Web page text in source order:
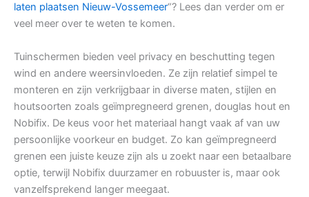
laten plaatsen Nieuw-Vossemeer“? Lees dan verder om er
veel meer over te weten te komen.
Tuinschermen bieden veel privacy en beschutting tegen
wind en andere weersinvloeden. Ze zijn relatief simpel te
monteren en zijn verkrijgbaar in diverse maten, stijlen en
houtsoorten zoals geïmpregneerd grenen, douglas hout en
Nobifix. De keus voor het materiaal hangt vaak af van uw
persoonlijke voorkeur en budget. Zo kan geïmpregneerd
grenen een juiste keuze zijn als u zoekt naar een betaalbare
optie, terwijl Nobifix duurzamer en robuuster is, maar ook
vanzelfsprekend langer meegaat.